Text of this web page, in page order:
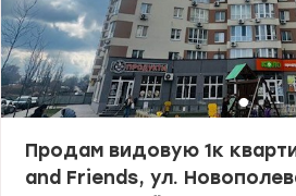
переуступке. Рассматриваем продажу
Цена 65 000 у.е. Светлана 0669569268,
www.valion.ua/1147967
Продам видовую 1к
аnd Friends, ул.